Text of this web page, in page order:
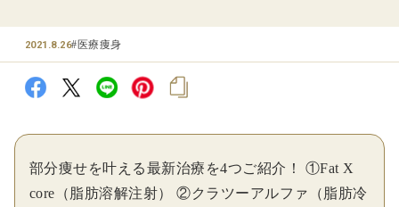
2021.8.26#医療痩身
部分痩せを叶える最新治療を4つご紹介！ ①Fat X
core（脂肪溶解注射） ②クラツーアルファ（脂肪冷